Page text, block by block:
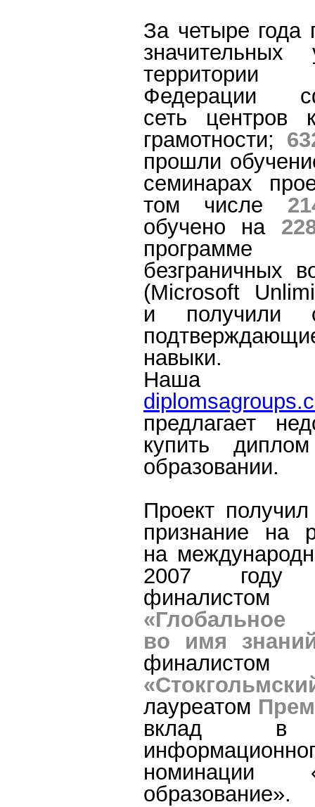
За четыре года
территории
Федерации
сеть центров
грамотности;
прошли
семинарах
том числе
обучено на
безграничных
(Microsoft
и получили
навыки.
Наша
предлагает
купить
образовании.
Проект
признание на
на
2007
«Глобальное
во имя
лауреатом
вклад в
номинации
образование».